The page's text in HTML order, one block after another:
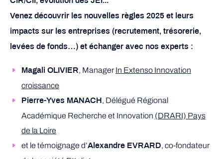
Venez découvrir les nouvelles règles 2025 et leurs
impacts sur les entreprises (recrutement, trésorerie,
levées de fonds…) et échanger avec nos experts :
Magali OLIVIER, Manager In Extenso Innovation
croissance
Pierre-Yves MANACH , Délégué Régional
Académique Recherche et Innovation (DRARI) Pays
de la Loire
et le témoignage d’Alexandre EVRARD, co-fondateur